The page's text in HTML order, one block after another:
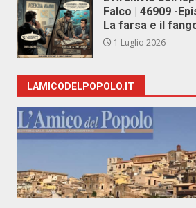
Falco | 46909 -
La farsa e il
1 Luglio 2026
LAMICODELPOPOLO.IT